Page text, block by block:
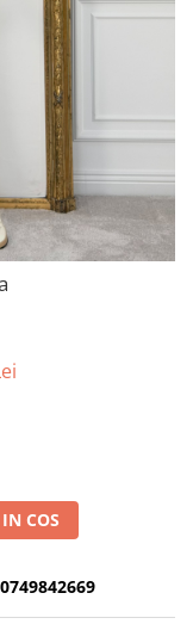
COS
0749842669